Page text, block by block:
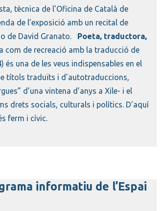
tècnica de l'Oficina de Català de
de l’exposició amb un recital de
de David Granato. Poeta, traductora,
com de recreació amb la traducció de
una de les veus indispensables en el
títols traduïts i d’autotraduccions,
d’una vintena d’anys a Xile- i el
drets socials, culturals i polítics. D’aquí
ferm i cívic.
informatiu de l’Espai